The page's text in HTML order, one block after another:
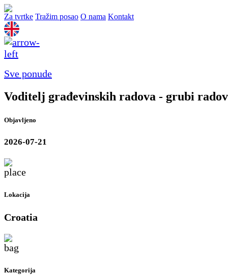
Za tvrtke Tražim posao O nama Kontakt
Sve ponude
Voditelj građevinskih radova - grubi
Objavljeno
2026-07-21
Lokacija
Croatia
Kategorija